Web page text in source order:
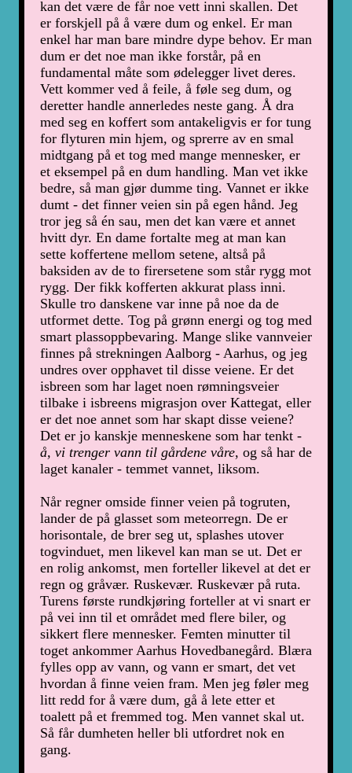
kan det være de får noe vett inni skallen. Det
er forskjell på å være dum og enkel. Er man
enkel har man bare mindre dype behov. Er man
dum er det noe man ikke forstår, på en
fundamental måte som ødelegger livet deres.
Vett kommer ved å feile, å føle seg dum, og
deretter handle annerledes neste gang. Å dra
med seg en koffert som antakeligvis er for tung
for flyturen min hjem, og sprerre av en smal
midtgang på et tog med mange mennesker, er
et eksempel på en dum handling. Man vet ikke
bedre, så man gjør dumme ting. Vannet er ikke
dumt - det finner veien sin på egen hånd. Jeg
tror jeg så én sau, men det kan være et annet
hvitt dyr. En dame fortalte meg at man kan
sette koffertene mellom setene, altså på
baksiden av de to firersetene som står rygg mot
rygg. Der fikk kofferten akkurat plass inni.
Skulle tro danskene var inne på noe da de
utformet dette. Tog på grønn energi og tog med
smart plassoppbevaring. Mange slike vannveier
finnes på strekningen Aalborg - Aarhus, og jeg
undres over opphavet til disse veiene. Er det
isbreen som har laget noen rømningsveier
tilbake i isbreens migrasjon over Kattegat, eller
er det noe annet som har skapt disse veiene?
Det er jo kanskje menneskene som har tenkt -
å, vi trenger vann til gårdene våre, og så har de
laget kanaler - temmet vannet, liksom.
Når regner omside finner veien på togruten,
lander de på glasset som meteorregn. De er
horisontale, de brer seg ut, splashes utover
togvinduet, men likevel kan man se ut. Det er
en rolig ankomst, men forteller likevel at det er
regn og gråvær. Ruskevær. Ruskevær på ruta.
Turens første rundkjøring forteller at vi snart er
på vei inn til et området med flere biler, og
sikkert flere mennesker. Femten minutter til
toget ankommer Aarhus Hovedbanegård. Blæra
fylles opp av vann, og vann er smart, det vet
hvordan å finne veien fram. Men jeg føler meg
litt redd for å være dum, gå å lete etter et
toalett på et fremmed tog. Men vannet skal ut.
Så får dumheten heller bli utfordret nok en
gang.